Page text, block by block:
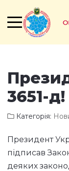
3651-д!
Категорія:
Президент
підписав
деяких